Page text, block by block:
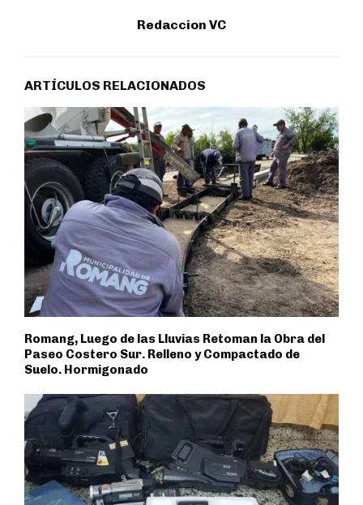
Redaccion VC
ARTÍCULOS RELACIONADOS
Romang, Luego de las Lluvias Retoman la Obra del
Paseo Costero Sur. Relleno y Compactado de
Suelo. Hormigonado